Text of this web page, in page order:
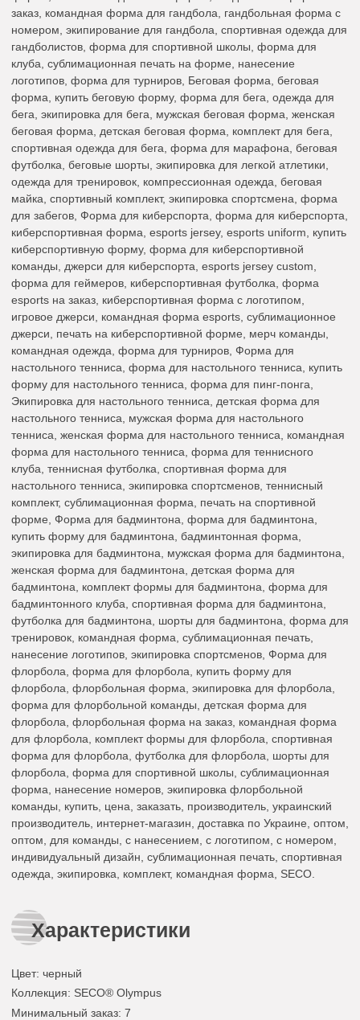
заказ, командная форма для гандбола, гандбольная форма с
номером, экипирование для гандбола, спортивная одежда для
гандболистов, форма для спортивной школы, форма для
клуба, сублимационная печать на форме, нанесение
логотипов, форма для турниров, Беговая форма, беговая
форма, купить беговую форму, форма для бега, одежда для
бега, экипировка для бега, мужская беговая форма, женская
беговая форма, детская беговая форма, комплект для бега,
спортивная одежда для бега, форма для марафона, беговая
футболка, беговые шорты, экипировка для легкой атлетики,
одежда для тренировок, компрессионная одежда, беговая
майка, спортивный комплект, экипировка спортсмена, форма
для забегов, Форма для киберспорта, форма для киберспорта,
киберспортивная форма, esports jersey, esports uniform, купить
киберспортивную форму, форма для киберспортивной
команды, джерси для киберспорта, esports jersey custom,
форма для геймеров, киберспортивная футболка, форма
esports на заказ, киберспортивная форма с логотипом,
игровое джерси, командная форма esports, сублимационное
джерси, печать на киберспортивной форме, мерч команды,
командная одежда, форма для турниров, Форма для
настольного тенниса, форма для настольного тенниса, купить
форму для настольного тенниса, форма для пинг-понга,
Экипировка для настольного тенниса, детская форма для
настольного тенниса, мужская форма для настольного
тенниса, женская форма для настольного тенниса, командная
форма для настольного тенниса, форма для теннисного
клуба, теннисная футболка, спортивная форма для
настольного тенниса, экипировка спортсменов, теннисный
комплект, сублимационная форма, печать на спортивной
форме, Форма для бадминтона, форма для бадминтона,
купить форму для бадминтона, бадминтонная форма,
экипировка для бадминтона, мужская форма для бадминтона,
женская форма для бадминтона, детская форма для
бадминтона, комплект формы для бадминтона, форма для
бадминтонного клуба, спортивная форма для бадминтона,
футболка для бадминтона, шорты для бадминтона, форма для
тренировок, командная форма, сублимационная печать,
нанесение логотипов, экипировка спортсменов, Форма для
флорбола, форма для флорбола, купить форму для
флорбола, флорбольная форма, экипировка для флорбола,
форма для флорбольной команды, детская форма для
флорбола, флорбольная форма на заказ, командная форма
для флорбола, комплект формы для флорбола, спортивная
форма для флорбола, футболка для флорбола, шорты для
флорбола, форма для спортивной школы, сублимационная
форма, нанесение номеров, экипировка флорбольной
команды, купить, цена, заказать, производитель, украинский
производитель, интернет-магазин, доставка по Украине, оптом,
оптом, для команды, с нанесением, с логотипом, с номером,
индивидуальный дизайн, сублимационная печать, спортивная
одежда, экипировка, комплект, командная форма, SECO.
Характеристики
Цвет: черный
Коллекция: SECO® Olympus
Минимальный заказ: 7